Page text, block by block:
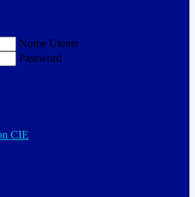
Nome Utente
Password
CIE